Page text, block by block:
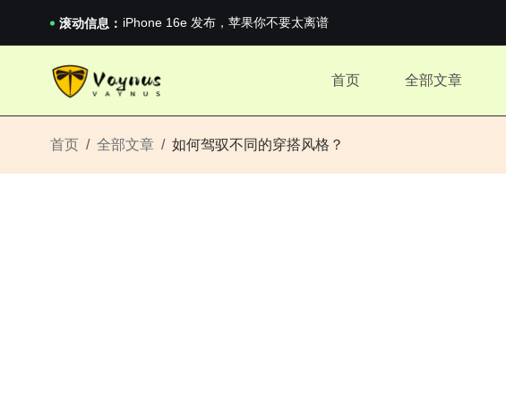
滚动信息： 2026澳网男单收官：全满贯对上全满亚，德约...
《巅峰守卫 Highguard》正式上线，官...
2026澳网男单收官：全满贯对上全满亚，德约...
首页 全部文章
首页 全部文章 如何驾驭不同的穿搭风格？